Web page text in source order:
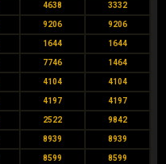
4638 3332
9206 9206
1644 1644
7746 1464
4104 4104
4197 4197
2522 9842
8939 8939
8599 8599